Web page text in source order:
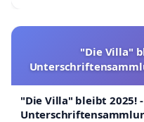
"Die Villa"
"Die Villa" bleibt 2025!